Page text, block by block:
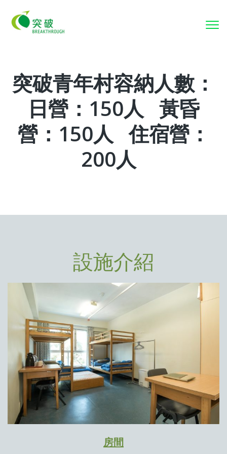
突破青年村容納人數：
日營：150人 黃昏
營：150人 住宿營：
200人
設施介紹
房間